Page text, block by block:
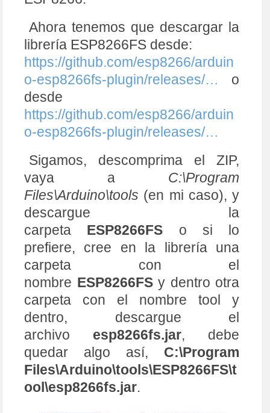
Ahora tenemos que descargar la
librería ESP8266FS desde:
https://github.com/esp8266/arduin
o-esp8266fs-plugin/releases/…
o
desde
https://github.com/esp8266/arduin
o-esp8266fs-plugin/releases/…
Sigamos, descomprima el ZIP,
vaya a C:\Program
Files\Arduino\tools (en mi caso), y
descargue la
carpeta ESP8266FS o si lo
prefiere, cree en la librería una
carpeta con el
nombre ESP8266FSy dentro otra
carpeta con el nombre tool y
dentro, descargue el
archivo esp8266fs.jar, debe
quedar algo así, C:\Program
Files\Arduino\tools\ESP8266FS\t
ool\esp8266fs.jar.